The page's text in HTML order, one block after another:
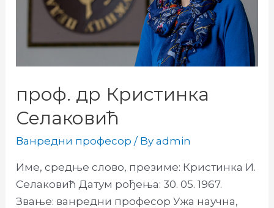
проф. др Кристинка
Селаковић
Ванредни професор / Byadmin
Име, средње слово, презиме: Кристинка И.
Селаковић Датум рођења: 30. 05. 1967.
Звање: ванредни професор Ужа научна,